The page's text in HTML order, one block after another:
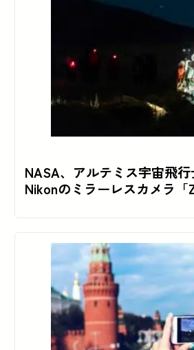
NASA、アルテミス宇宙飛
Nikonのミラーレスカメラ「